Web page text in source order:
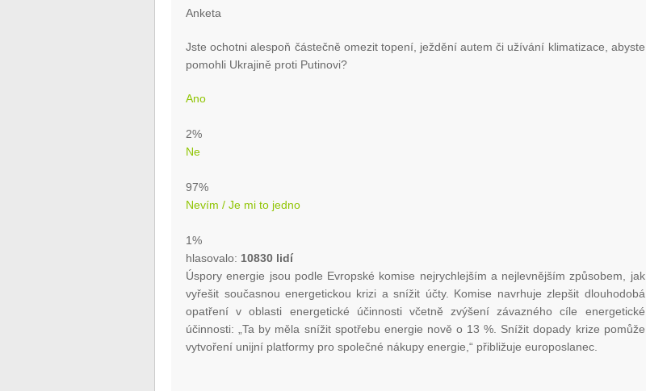
Anketa
Jste ochotni alespoň částečně omezit topení, ježdění autem či užívání klimatizace, abyste
pomohli Ukrajině proti Putinovi?
Ano
2%
Ne
97%
Nevím / Je mi to jedno
1%
hlasovalo: 10830 lidí
Úspory energie jsou podle Evropské komise nejrychlejším a nejlevnějším způsobem, jak
vyřešit současnou energetickou krizi a snížit účty. Komise navrhuje zlepšit dlouhodobá
opatření v oblasti energetické účinnosti včetně zvýšení závazného cíle energetické
účinnosti: „Ta by měla snížit spotřebu energie nově o 13 %. Snížit dopady krize pomůže
vytvoření unijní platformy pro společné nákupy energie,“ přibližuje europoslanec.